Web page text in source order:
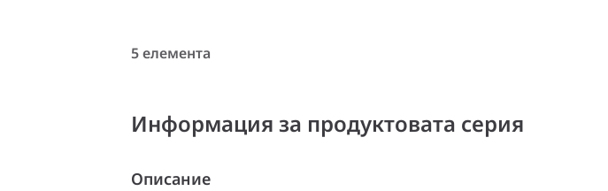
5 елемента
Информация за продуктовата серия
Описание